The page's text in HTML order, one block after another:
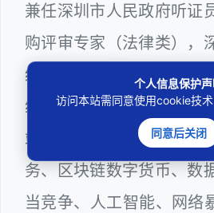
兼任深圳市人民政府听证
购评审专家（法律类），
统公职律师、WEB前端
维护工程师、计算机信息
站长多年，在软件程序、
务、区块链数字货币、数
当竞争、人工智能、网络
个人信息保护
访问本站需同意使用cookie技术
同意后关闭